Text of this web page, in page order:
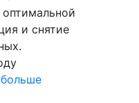
и снятие
больше